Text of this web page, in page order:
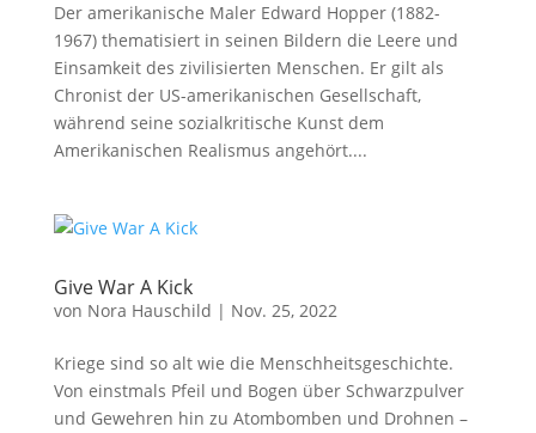
Der amerikanische Maler Edward Hopper (1882-
1967) thematisiert in seinen Bildern die Leere und
Einsamkeit des zivilisierten Menschen. Er gilt als
Chronist der US-amerikanischen Gesellschaft,
während seine sozialkritische Kunst dem
Amerikanischen Realismus angehört....
Give War A Kick
von Nora Hauschild | Nov. 25, 2022
Kriege sind so alt wie die Menschheitsgeschichte.
Von einstmals Pfeil und Bogen über Schwarzpulver
und Gewehren hin zu Atombomben und Drohnen –